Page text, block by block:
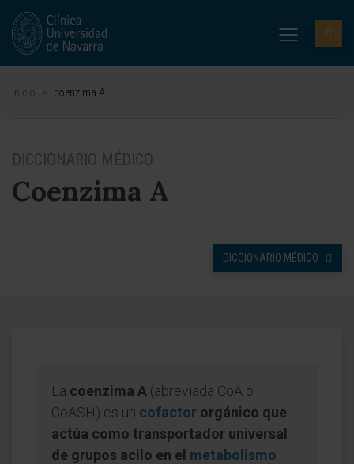
Inicio > coenzima A
DICCIONARIO MÉDICO
Coenzima A
DICCIONARIO MÉDICO
La coenzima A (abreviada CoA o
CoASH) es un cofactor orgánico que
actúa como transportador universal
de grupos acilo en el metabolismo